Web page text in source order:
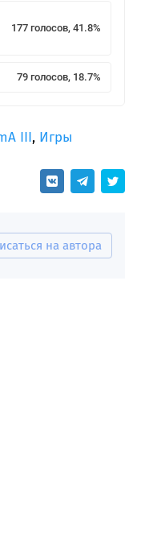
177 голосов, 41.8%
79 голосов, 18.7%
III, Игры
на автора